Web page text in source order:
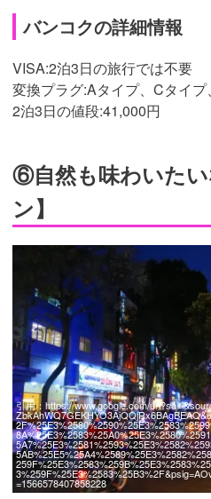
バンコクの詳細情報
VISA:2泊3日の旅行では不要
変換プラグ:Aタイプ、Cタイ
2泊3日の値段:41,000円
⑥自然も味わいたい
ン】
引用：https://www.google.com/
=1566578407858228